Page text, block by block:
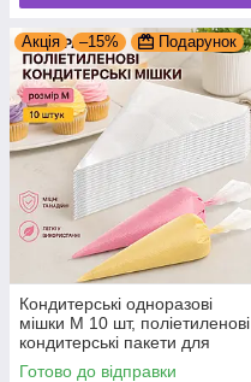
Акція –15% Подарунок
Кондитерські одноразові
мішки М 10 шт, поліетиленові
кондитерські пакети для
десертів
Готово до відправки